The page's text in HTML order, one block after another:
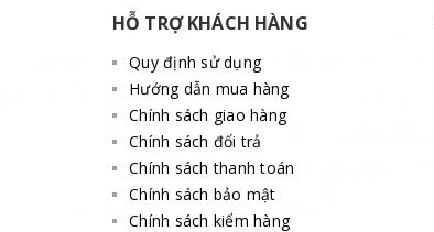
HỖ TRỢ KHÁCH HÀNG
Quy định sử dụng
Hướng dẫn mua hàng
Chính sách giao hàng
Chính sách đổi trả
Chính sách thanh toán
Chính sách bảo mật
Chính sách kiểm hàng